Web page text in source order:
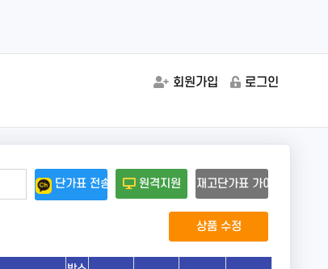
회원가입 로그인
단가표 전송 원격지원 재고단가표 가이드
상품 수정